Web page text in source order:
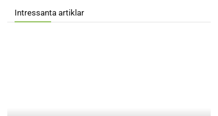
Intressanta artiklar